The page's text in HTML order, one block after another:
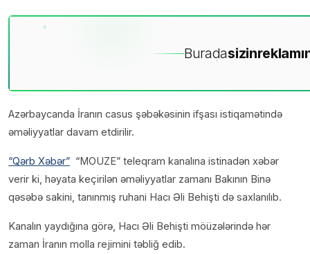
Buradasizin
Azərbaycanda İranın casus şəbəkəsinin ifşası istiqamətində
əməliyyatlar davam etdirilir.
“Qərb Xəbər” “MOUZE” teleqram kanalına istinadən xəbər
verir ki, həyata keçirilən əməliyyatlar zamanı Bakının Binə
qəsəbə sakini, tanınmış ruhani Hacı Əli Behişti də saxlanılıb.
Kanalın yaydığına görə, Hacı Əli Behişti möüzələrində hər
zaman İranın molla rejimini təbliğ edib.